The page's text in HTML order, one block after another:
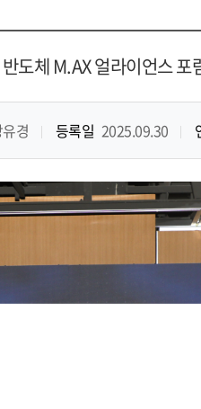
도체 M.AX 얼라이언스 포
경 등록일 2025.09.30